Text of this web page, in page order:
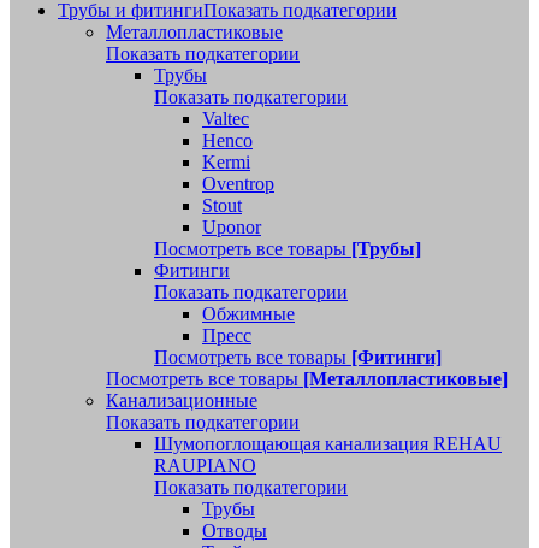
Трубы и фитингиПоказать подкатегории
Металлопластиковые
Показать подкатегории
Трубы
Показать подкатегории
Valtec
Henco
Kermi
Oventrop
Stout
Uponor
Посмотреть все товары [Трубы]
Фитинги
Показать подкатегории
Обжимные
Пресс
Посмотреть все товары [Фитинги]
Посмотреть все товары [Металлопластиковые]
Канализационные
Показать подкатегории
Шумопоглощающая канализация REHAU
RAUPIANO
Показать подкатегории
Трубы
Отводы